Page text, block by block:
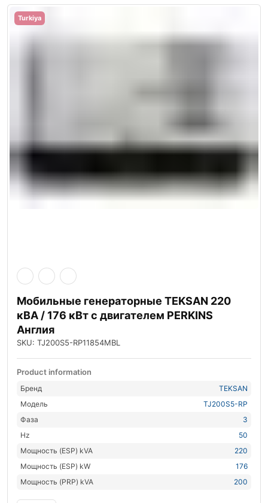
Turkiya
Мобильные генераторные TEKSAN 220
кВА / 176 кВт с двигателем PERKINS
Англия
SKU: TJ200S5-RP11854MBL
Product information
Бренд
TEKSAN
Модель
TJ200S5-RP
Фаза
3
Hz
50
Мощность (ESP) kVA
220
Мощность (ESP) kW
176
Мощность (PRP) kVA
200